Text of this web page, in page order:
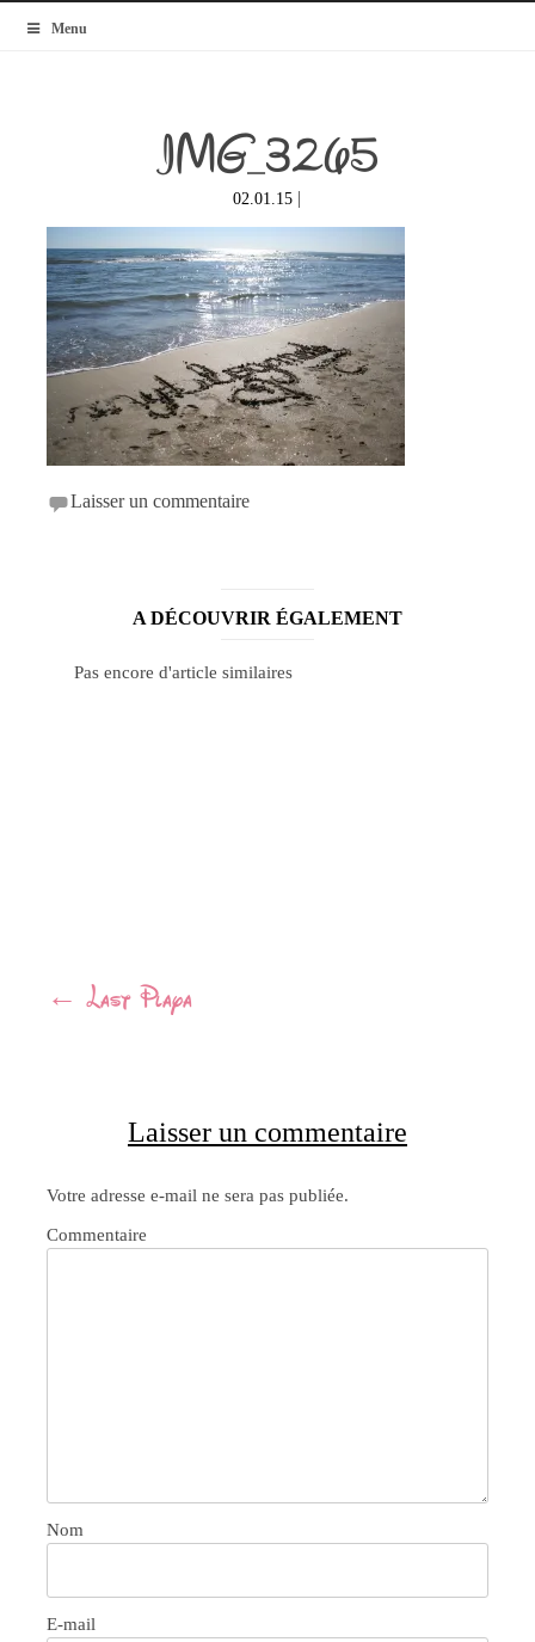
Menu
MyBlogMode
IMG_3265
02.01.15 |
Laisser un commentaire
A DÉCOUVRIR ÉGALEMENT
Pas encore d'article similaires
Navigation
← Last Playa
Laisser un commentaire
Votre adresse e-mail ne sera pas publiée.
Commentaire
Nom
E-mail